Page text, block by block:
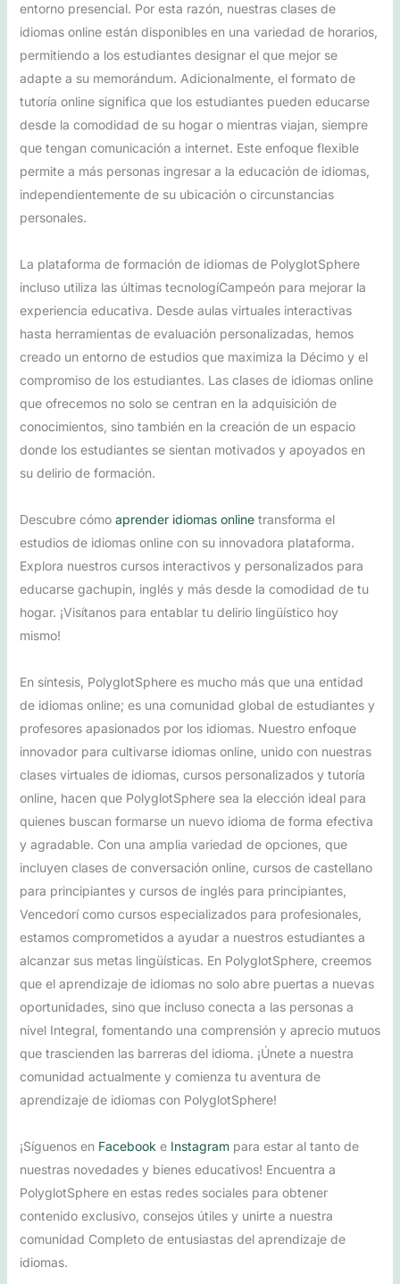
entorno presencial. Por esta razón, nuestras clases de
idiomas online están disponibles en una variedad de horarios,
permitiendo a los estudiantes designar el que mejor se
adapte a su memorándum. Adicionalmente, el formato de
tutoría online significa que los estudiantes pueden educarse
desde la comodidad de su hogar o mientras viajan, siempre
que tengan comunicación a internet. Este enfoque flexible
permite a más personas ingresar a la educación de idiomas,
independientemente de su ubicación o circunstancias
personales.
La plataforma de formación de idiomas de PolyglotSphere
incluso utiliza las últimas tecnologíCampeón para mejorar la
experiencia educativa. Desde aulas virtuales interactivas
hasta herramientas de evaluación personalizadas, hemos
creado un entorno de estudios que maximiza la Décimo y el
compromiso de los estudiantes. Las clases de idiomas online
que ofrecemos no solo se centran en la adquisición de
conocimientos, sino también en la creación de un espacio
donde los estudiantes se sientan motivados y apoyados en
su delirio de formación.
Descubre cómo aprender idiomas onlinetransforma el
estudios de idiomas online con su innovadora plataforma.
Explora nuestros cursos interactivos y personalizados para
educarse gachupin, inglés y más desde la comodidad de tu
hogar. ¡Visítanos para entablar tu delirio lingüístico hoy
mismo!
En síntesis, PolyglotSphere es mucho más que una entidad
de idiomas online; es una comunidad global de estudiantes y
profesores apasionados por los idiomas. Nuestro enfoque
innovador para cultivarse idiomas online, unido con nuestras
clases virtuales de idiomas, cursos personalizados y tutoría
online, hacen que PolyglotSphere sea la elección ideal para
quienes buscan formarse un nuevo idioma de forma efectiva
y agradable. Con una amplia variedad de opciones, que
incluyen clases de conversación online, cursos de castellano
para principiantes y cursos de inglés para principiantes,
Vencedorí como cursos especializados para profesionales,
estamos comprometidos a ayudar a nuestros estudiantes a
alcanzar sus metas lingüísticas. En PolyglotSphere, creemos
que el aprendizaje de idiomas no solo abre puertas a nuevas
oportunidades, sino que incluso conecta a las personas a
nivel Integral, fomentando una comprensión y aprecio mutuos
que trascienden las barreras del idioma. ¡Únete a nuestra
comunidad actualmente y comienza tu aventura de
aprendizaje de idiomas con PolyglotSphere!
¡Síguenos en Facebook e Instagrampara estar al tanto de
nuestras novedades y bienes educativos! Encuentra a
PolyglotSphere en estas redes sociales para obtener
contenido exclusivo, consejos útiles y unirte a nuestra
comunidad Completo de entusiastas del aprendizaje de
idiomas.